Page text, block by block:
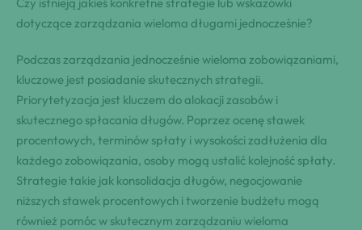
dotyczące zarządzania wieloma długami jednocześnie?
Podczas zarządzania jednocześnie wieloma zobowiązaniami,
kluczowe jest posiadanie skutecznych strategii.
Priorytetyzacja jest kluczem do alokacji zasobów i
skutecznego spłacania długów. Poprzez ocenę stawek
procentowych, terminów spłaty i wysokości zadłużenia dla
każdego zobowiązania, osoby mogą ustalić kolejność spłaty.
Strategie takie jak konsolidacja długów, negocjowanie
niższych stawek procentowych i tworzenie budżetu mogą
również pomóc w skutecznym zarządzaniu wieloma